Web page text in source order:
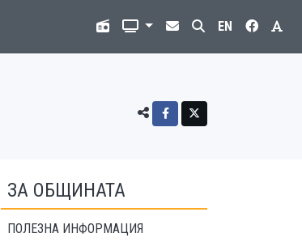
EN
ЗА ОБЩИНАТА
ПОЛЕЗНА ИНФОРМАЦИЯ